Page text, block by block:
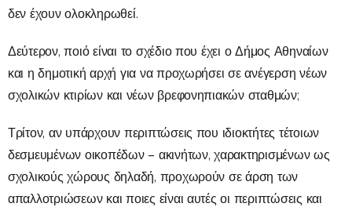
δεν έχουν ολοκληρωθεί.
Δεύτερον, ποιό είναι το σχέδιο που έχει ο Δήμος Αθηναίων
και η δημοτική αρχή για να προχωρήσει σε ανέγερση νέων
σχολικών κτιρίων και νέων βρεφονηπιακών σταθμών;
Τρίτον, αν υπάρχουν περιπτώσεις που ιδιοκτήτες τέτοιων
δεσμευμένων οικοπέδων – ακινήτων, χαρακτηρισμένων ως
σχολικούς χώρους δηλαδή, προχωρούν σε άρση των
απαλλοτριώσεων και ποιες είναι αυτές οι περιπτώσεις και